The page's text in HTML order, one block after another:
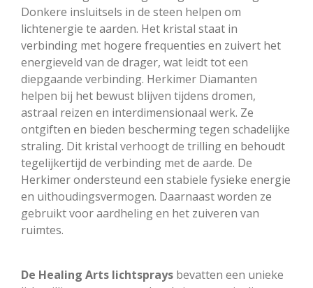
Donkere insluitsels in de steen helpen om
lichtenergie te aarden. Het kristal staat in
verbinding met hogere frequenties en zuivert het
energieveld van de drager, wat leidt tot een
diepgaande verbinding. Herkimer Diamanten
helpen bij het bewust blijven tijdens dromen,
astraal reizen en interdimensionaal werk. Ze
ontgiften en bieden bescherming tegen schadelijke
straling. Dit kristal verhoogt de trilling en behoudt
tegelijkertijd de verbinding met de aarde. De
Herkimer ondersteund een stabiele fysieke energie
en uithoudingsvermogen. Daarnaast worden ze
gebruikt voor aardheling en het zuiveren van
ruimtes.
De Healing Arts lichtsprays bevatten een unieke